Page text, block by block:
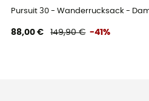
Pursuit 30 - Wanderrucksack -
88,00 € 149,90 € -41%